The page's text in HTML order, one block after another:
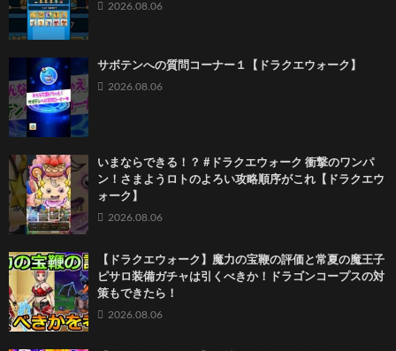
2026.08.06
サボテンへの質問コーナー１【ドラクエウォーク】
2026.08.06
いまならできる！？ #ドラクエウォーク 衝撃のワンパ
ン！さまようロトのよろい攻略順序がこれ【ドラクエウ
ォーク】
2026.08.06
【ドラクエウォーク】魔力の宝鞭の評価と常夏の魔王子
ピサロ装備ガチャは引くべきか！ドラゴンコープスの対
策もできたら！
2026.08.06